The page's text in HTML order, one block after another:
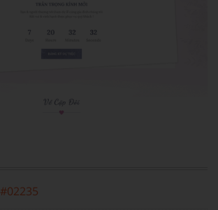
#02235